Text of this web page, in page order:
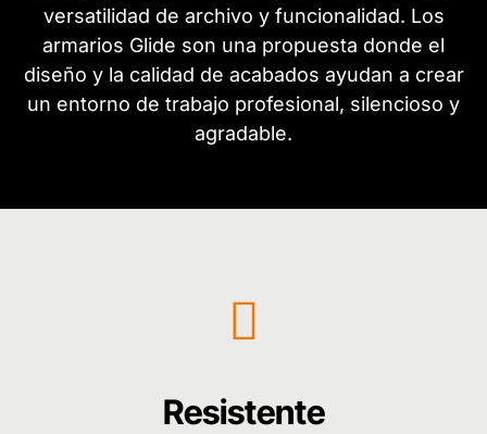
versatilidad de archivo y funcionalidad. Los
armarios Glide son una propuesta donde el
diseño y la calidad de acabados ayudan a crear
un entorno de trabajo profesional, silencioso y
agradable.
Resistente